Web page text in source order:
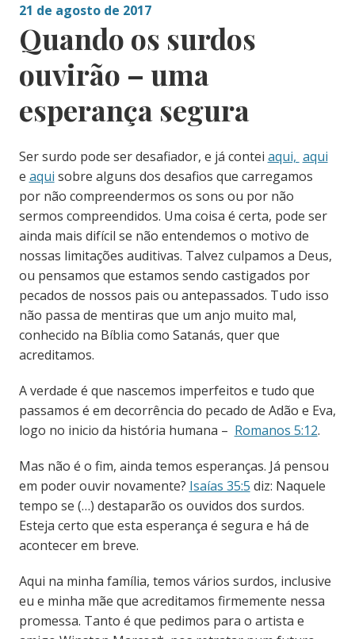
21 de agosto de 2017
Quando os surdos
ouvirão – uma
esperança segura
Ser surdo pode ser desafiador, e já contei aqui, aqui
e aqui sobre alguns dos desafios que carregamos
por não compreendermos os sons ou por não
sermos compreendidos. Uma coisa é certa, pode ser
ainda mais difícil se não entendemos o motivo de
nossas limitações auditivas. Talvez culpamos a Deus,
ou pensamos que estamos sendo castigados por
pecados de nossos pais ou antepassados. Tudo isso
não passa de mentiras que um anjo muito mal,
conhecido na Bíblia como Satanás, quer que
acreditamos.
A verdade é que nascemos imperfeitos e tudo que
passamos é em decorrência do pecado de Adão e Eva,
logo no inicio da história humana – Romanos 5:12.
Mas não é o fim, ainda temos esperanças. Já pensou
em poder ouvir novamente? Isaías 35:5 diz: Naquele
tempo se (…) destaparão os ouvidos dos surdos.
Esteja certo que esta esperança é segura e há de
acontecer em breve.
Aqui na minha família, temos vários surdos, inclusive
eu e minha mãe que acreditamos firmemente nessa
promessa. Tanto é que pedimos para o artista e